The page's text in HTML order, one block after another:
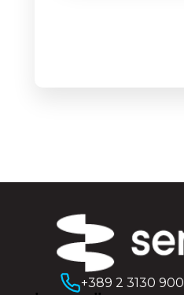
+389 2 3130 900